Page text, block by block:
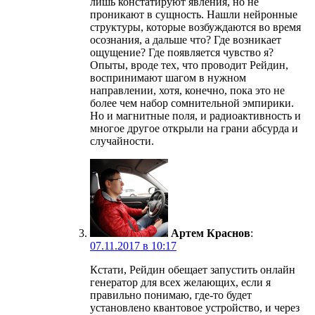
проникают в сущность. Нашли нейронные
структуры, которые возбуждаются во время
осознания, а дальше что? Где возникает
ощущение? Где появляется чувство я?
Опыты, вроде тех, что проводит Рейдин,
воспринимают шагом в нужном
направлении, хотя, конечно, пока это не
более чем набор сомнительной эмпирики.
Но и магнитные поля, и радиоактивность и
многое другое открыли на грани абсурда и
случайности.
Артем Краснов:
07.11.2017 в 10:17
Кстати, Рейдин обещает запустить онлайн
генератор для всех желающих, если я
правильно понимаю, где-то будет
установлено квантовое устройство, и через